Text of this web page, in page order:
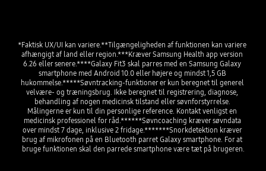
*Faktisk UX/UI kan variere.**Tilgængeligheden af funktionen kan variere
afhængigt af land eller region.***Kræver Samsung Health app version
6.26 eller senere.****Galaxy Fit3 skal parres med en Samsung Galaxy
smartphone med Android 10.0 eller højere og mindst 1,5 GB
hukommelse.*****Søvntracking-funktioner er kun beregnet til generel
velvære- og træningsbrug. Ikke beregnet til registrering, diagnose,
behandling af nogen medicinsk tilstand eller søvnforstyrrelse.
Målingerne er kun til din personlige reference. Kontakt venligst en
medicinsk professionel for råd.******Søvncoaching kræver søvndata
over mindst 7 dage, inklusive 2 fridage.*******Snorkdetektion kræver
brug af mikrofonen på en Bluetooth parret Galaxy smartphone. For at
bruge funktionen skal den parrede smartphone være tæt på brugeren.